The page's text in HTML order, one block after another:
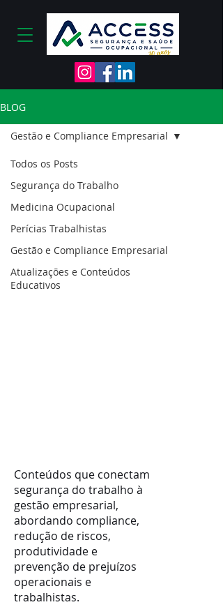
BLOG
Todos os Posts
Segurança do Trabalho
Medicina Ocupacional
Perícias Trabalhistas
Gestão e Compliance Empresarial
Atualizações e Conteúdos
Educativos
Gestão e Compliance Empresarial
Conteúdos que conectam
segurança do trabalho à
gestão empresarial,
abordando compliance,
redução de riscos,
produtividade e
prevenção de prejuízos
operacionais e
trabalhistas.